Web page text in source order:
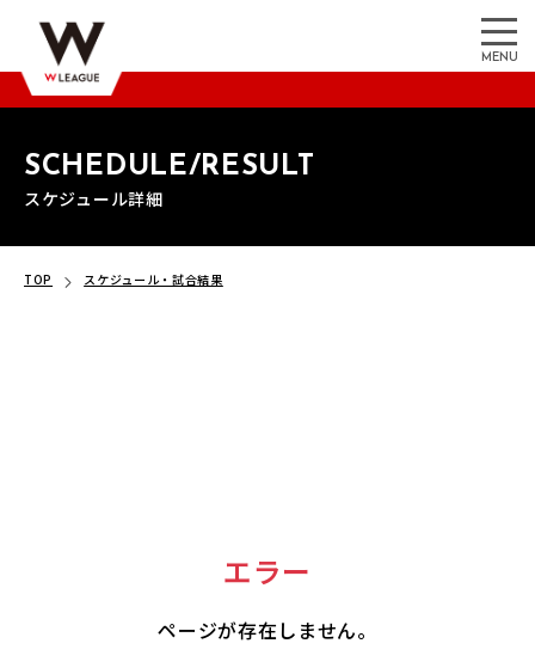
MENU
SCHEDULE/RESULT
スケジュール詳細
TOP スケジュール・試合結果
エラー
ページが存在しません。